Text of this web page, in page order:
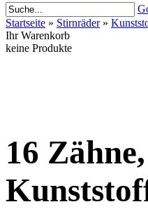
Startseite » Stirnräder»
Ihr Warenkorb
keine Produkte
16